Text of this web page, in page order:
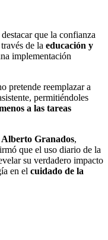
que la confianza
de la educación y
implementación
pretende reemplazar a
permitiéndoles
a las tareas
Alberto Granados,
que el uso diario de la
su verdadero impacto
en el cuidado de la